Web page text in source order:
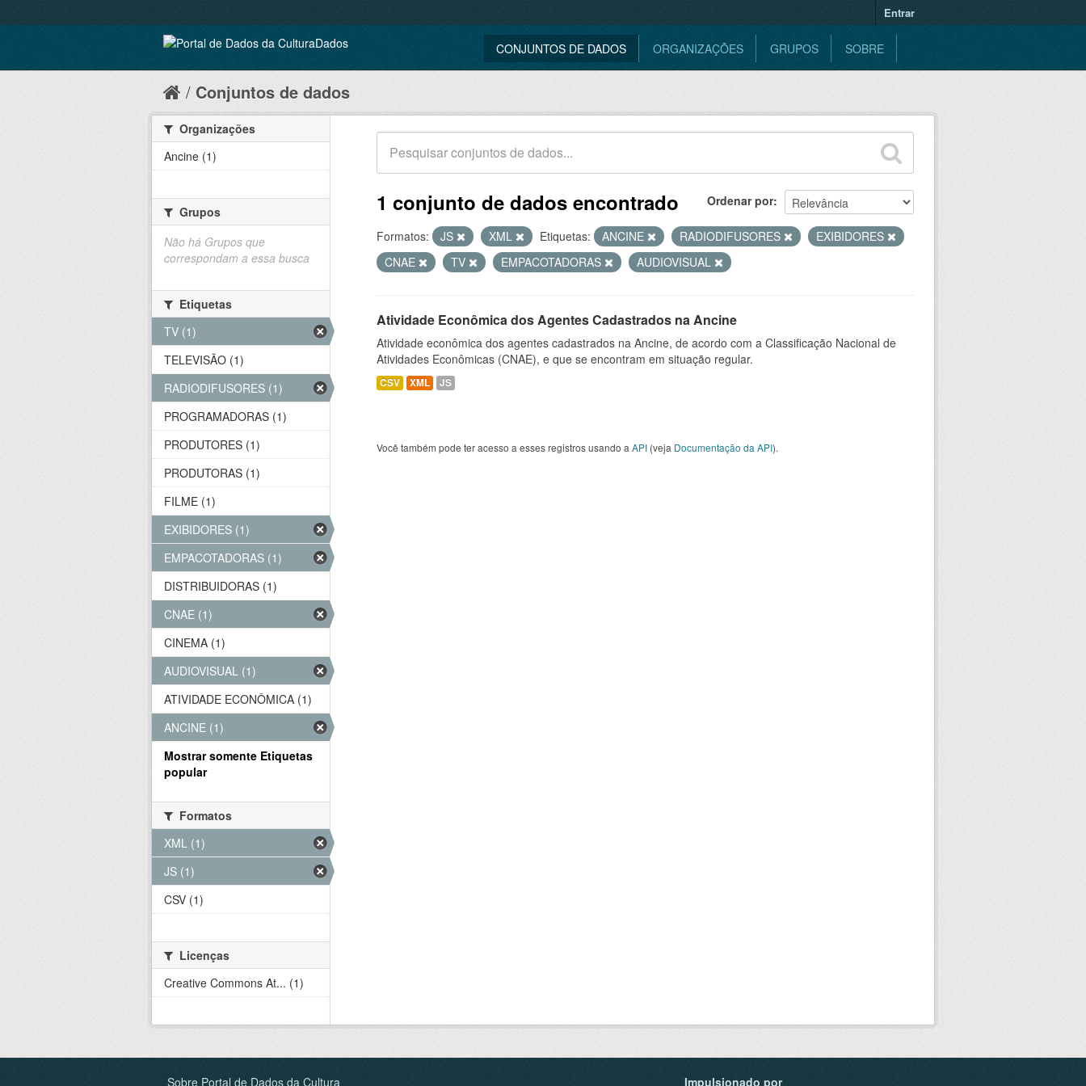
Entrar
CONJUNTOS DE DADOS ORGANIZAÇÕES GRUPOS SOBRE
Conjuntos de dados
Ordenar por
1 conjunto de dados encontrado
Formatos: JS XML Etiquetas: ANCINE RADIODIFUSORES
EXIBIDORES
CNAE
TV EMPACOTADORAS AUDIOVISUAL
Atividade Econômica dos Agentes Cadastrados na Ancine
Atividade econômica dos agentes cadastrados na Ancine, de acordo com a Classificação Nacional de
Atividades Econômicas (CNAE), e que se encontram em situação regular.
CSV XML JS
Você também pode ter acesso a esses registros usando a API (veja Documentação da API).
Organizações
Ancine (1)
Grupos
Não há Grupos que
correspondam a essa busca
Etiquetas
TV (1)
TELEVISÃO (1)
RADIODIFUSORES (1)
PROGRAMADORAS (1)
PRODUTORES (1)
PRODUTORAS (1)
FILME (1)
EXIBIDORES (1)
EMPACOTADORAS (1)
DISTRIBUIDORAS (1)
CNAE (1)
CINEMA (1)
AUDIOVISUAL (1)
ATIVIDADE ECONÔMICA (1)
ANCINE (1)
Mostrar somente Etiquetas
popular
Formatos
XML (1)
JS (1)
CSV (1)
Licenças
Creative Commons At... (1)
Sobre Portal de Dados da Cultura Impulsionado por